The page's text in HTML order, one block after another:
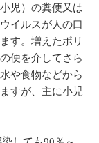
児）の糞便又は
イルスが人の口
す。増えたポリ
便を介してさら
や食物などから
すが、主に小児